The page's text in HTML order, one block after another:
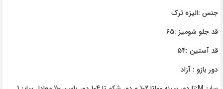
جنس :الیزه ترک
قد جلو شومیز :65
قد آستین :54
دور بازو : آزاد